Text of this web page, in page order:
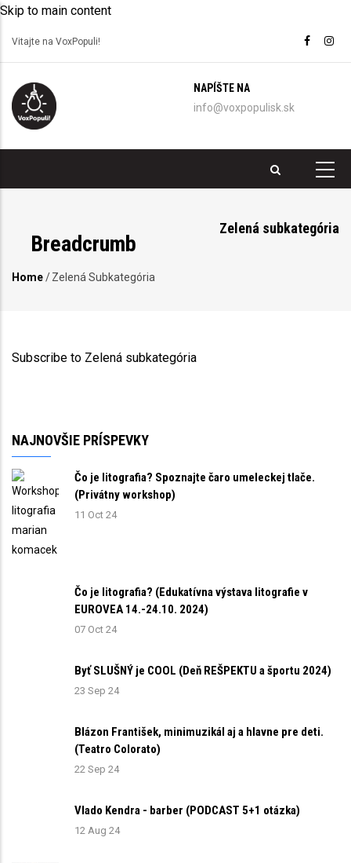
Skip to main content
Vitajte na VoxPopuli!
NAPÍŠTE NA
info@voxpopulisk.sk
Zelená subkategória
Breadcrumb
Home/Zelená Subkategória
Subscribe to Zelená subkategória
NAJNOVŠIE PRÍSPEVKY
Čo je litografia? Spoznajte čaro umeleckej tlače.
(Privátny workshop)
11 Oct 24
Čo je litografia? (Edukatívna výstava litografie v
EUROVEA 14.-24.10. 2024)
07 Oct 24
Byť SLUŠNÝ je COOL (Deň REŠPEKTU a športu 2024)
23 Sep 24
Blázon František, minimuzikál aj a hlavne pre deti.
(Teatro Colorato)
22 Sep 24
Vlado Kendra - barber (PODCAST 5+1 otázka)
12 Aug 24